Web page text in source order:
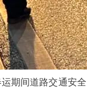
期间道路交通安